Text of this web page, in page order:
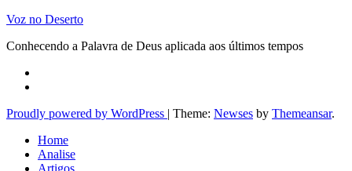
Voz no Deserto
Conhecendo a Palavra de Deus aplicada aos últimos tempos
Proudly powered by WordPress | Theme: Newses by Themeansar.
Home
Analise
Artigos